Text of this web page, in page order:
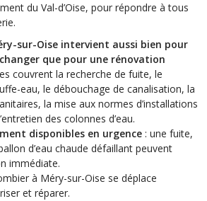
du Val-d’Oise, pour répondre à tous
sur-Oise intervient aussi bien pour
que pour une rénovation
couvrent la recherche de fuite, le
eau, le débouchage de canalisation, la
la mise aux normes d’installations
des colonnes d’eau.
disponibles en urgence : une fuite,
d’eau chaude défaillant peuvent
immédiate.
à Méry-sur-Oise se déplace
et réparer.